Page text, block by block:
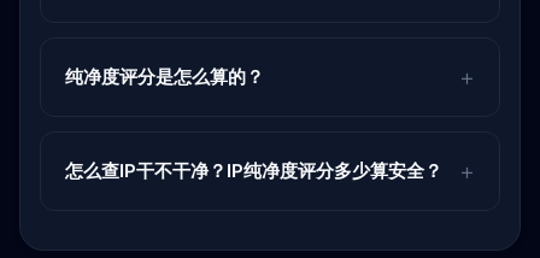
纯净度评分是怎么算的？
怎么查IP干不干净？IP纯净度评分多少算安全？